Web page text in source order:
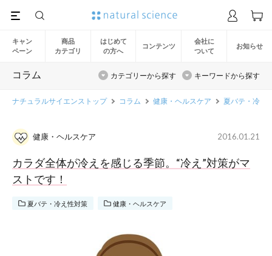
キャン
ペーン
商品
カテゴリ
はじめて
の方へ
コンテンツ
会社に
ついて
お知らせ
コラム カテゴリーから探す キーワードから探す
ナチュラルサイエンストップ コラム 健康・ヘルスケア 夏バテ・冷え
健康・ヘルスケア 2016.01.21
カラダ全体が冷えを感じる季節。“冷え”対策がマ
ストです！
夏バテ・冷え性対策 健康・ヘルスケア